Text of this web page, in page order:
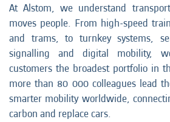
At Alstom, we understand
moves people. From high-speed
and trams, to turnkey systems,
signalling and digital mobility,
customers the broadest portfolio in
more than 80 000 colleagues lead
smarter mobility worldwide,
carbon and replace cars.